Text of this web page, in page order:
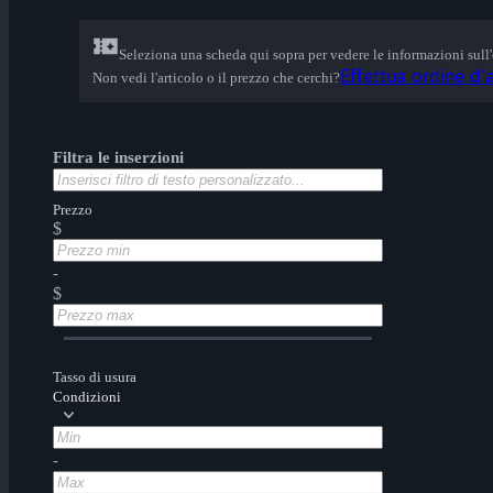
Seleziona una scheda qui sopra per vedere le informazioni
Non vedi l'articolo o il prezzo che cerchi?Effettua ordine
Filtra le inserzioni
Prezzo
$
-
$
Tasso di usura
Condizioni
-